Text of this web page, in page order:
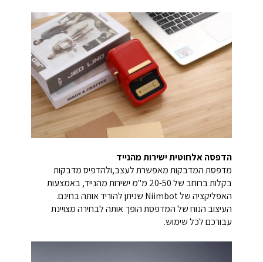
הדפסה אלחוטית ישירות מהנייד
מדפסת המדבקות מאפשרת לעצב,ולהדפיס מדבקות
בקלות ברוחב של 20-50 מ"מ ישירות מהנייד, באמצעות
האפליקציה של Niimbot שניתן להוריד אותה בחינם.
העיצוב הנוח של המדפסת הופך אותה לבחירה מצויינת
עבורכם לכל שימוש.